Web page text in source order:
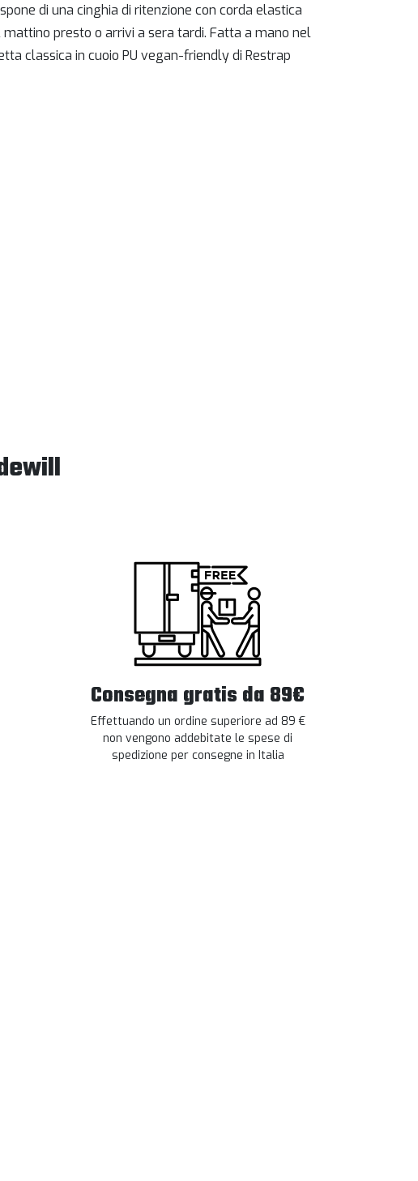
di una cinghia di ritenzione con corda elastica
presto o arrivi a sera tardi. Fatta a mano nel
classica in cuoio PU vegan-friendly di Restrap
Consegna gratis da 89€
Effettuando un ordine superiore ad 89 €
non vengono addebitate le spese di
spedizione per consegne in Italia